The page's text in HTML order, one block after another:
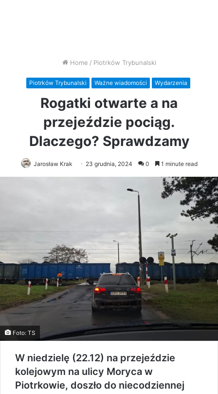
Home / Piotrków Trybunalski
Piotrków Trybunalski Ważne wiadomości Wydarzenia
Rogatki otwarte a na
przejeździe pociąg.
Dlaczego? Sprawdzamy
Jarosław Krak 23 grudnia, 2024 0 1 minute read
Foto: TS
W niedzielę (22.12) na przejeździe
kolejowym na ulicy Moryca w
Piotrkowie, doszło do niecodziennej